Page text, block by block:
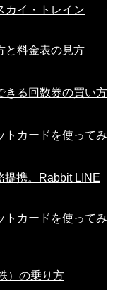
カイ・トレイン
料金表の見方
る回数券の買い方
カードを使ってみ
提携。Rabbit LINE
カードを使ってみ
）の乗り方